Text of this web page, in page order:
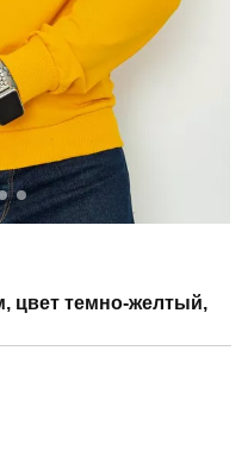
цвет темно-желтый,